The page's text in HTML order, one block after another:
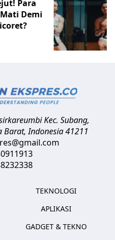
Para
Demi
Kec. Subang,
Barat,Indonesia41211
TEKNOLOGI
APLIKASI
GADGET & TEKNO